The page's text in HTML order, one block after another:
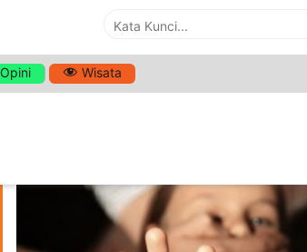
Opini Wisata
HASHTAG:BERITA PENCULIKAN ANAK